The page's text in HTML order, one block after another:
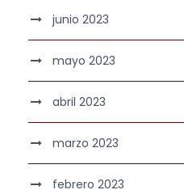
junio 2023
mayo 2023
abril 2023
marzo 2023
febrero 2023